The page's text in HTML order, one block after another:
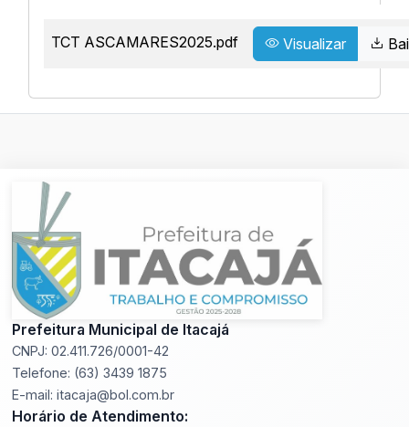
TCT ASCAMARES2025.pdf Visualizar
Prefeitura Municipal de Itacajá
CNPJ: 02.411.726/0001-42
Telefone: (63) 3439 1875
E-mail: itacaja@bol.com.br
Horário de Atendimento: